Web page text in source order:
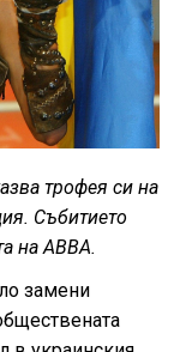
трофея си на
Събитието
на ABBA.
замени